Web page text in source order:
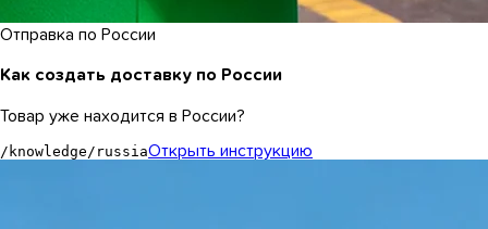
Отправка по России
Как создать доставку по России
Товар уже находится в России?
/knowledge/russiaОткрыть инструкцию